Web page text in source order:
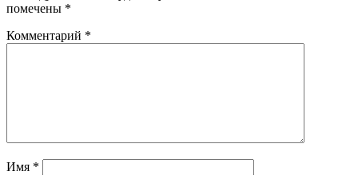
помечены *
Комментарий *
Имя *